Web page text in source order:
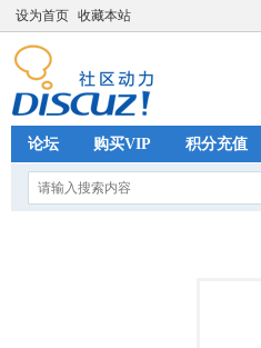
设为首页 收藏本站
论坛 购买VIP 积分充值